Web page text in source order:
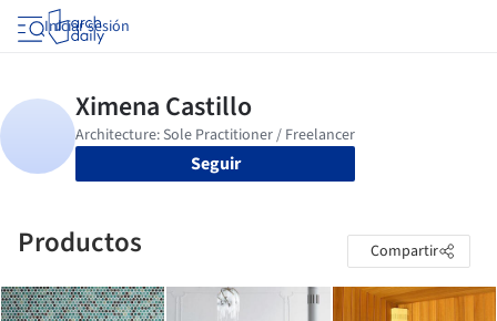
Iniciar sesión
Seguir
Productos Compartir